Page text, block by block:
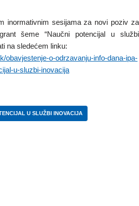
inormativnim sesijama za novi poziv za
šeme “Naučni potencijal u službi
na sledećem linku:
obavjestenje-o-odrzavanju-info-dana-ipa-
u-sluzbi-inovacija
U SLUŽBI INOVACIJA